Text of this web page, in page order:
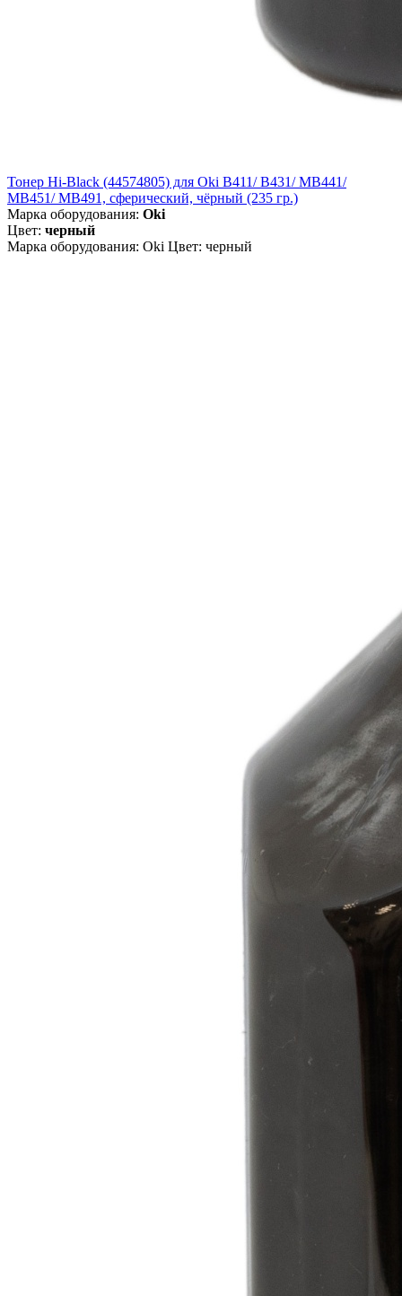
Тонер Hi-Black (44574805) для Oki B411/ B431/ MB441/
MB451/ MB491, сферический, чёрный (235 гр.)
Марка оборудования: Oki
Цвет: черный
Марка оборудования: Oki Цвет: черный